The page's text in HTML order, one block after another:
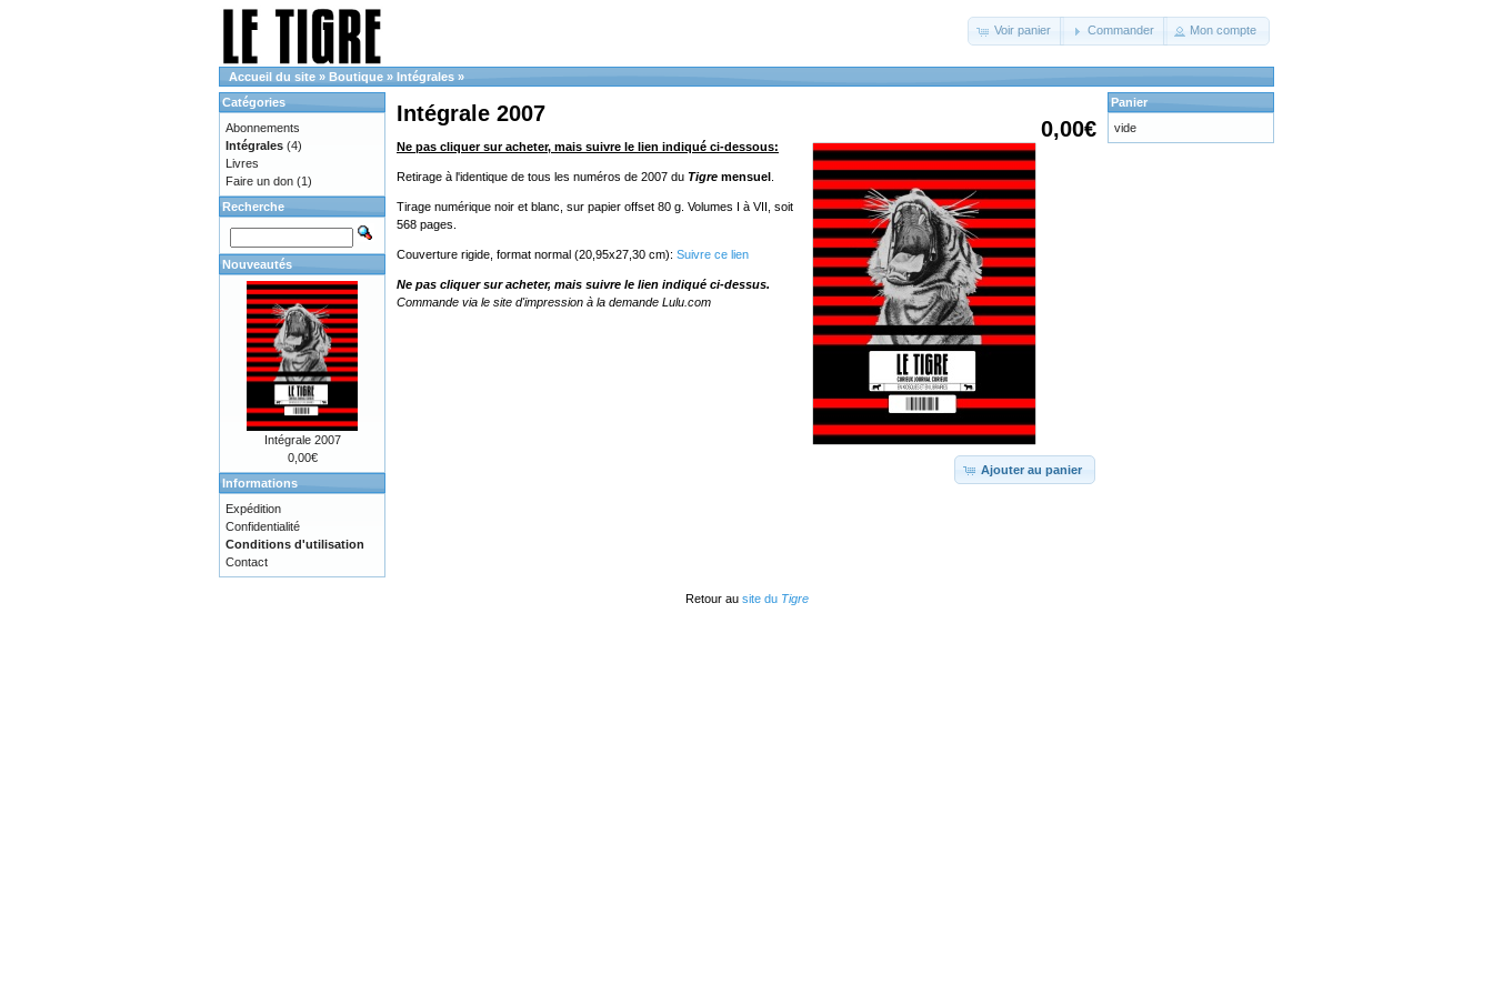
Voir panier Commander Mon compte
Accueil du site » Boutique » Intégrales »
0,00€
Intégrale 2007
Ne pas cliquer sur acheter, mais suivre le lien indiqué ci-dessous:
Retirage à l'identique de tous les numéros de 2007 du Tigre mensuel
Tirage numérique noir et blanc, sur papier offset 80 g. Volumes I à VII, soit
568 pages.
Couverture rigide, format normal (20,95x27,30 cm): Suivre ce lien
Ne pas cliquer sur acheter, mais suivre le lien indiqué ci-dessus.
Commande via le site d'impression à la demande Lulu.com
Ajouter au panier
Catégories
Abonnements
Intégrales (4)
Livres
Faire un don (1)
Recherche
Nouveautés
Intégrale 2007
0,00€
Informations
Expédition
Confidentialité
Conditions d'utilisation
Contact
Panier
vide
Retour au site du Tigre